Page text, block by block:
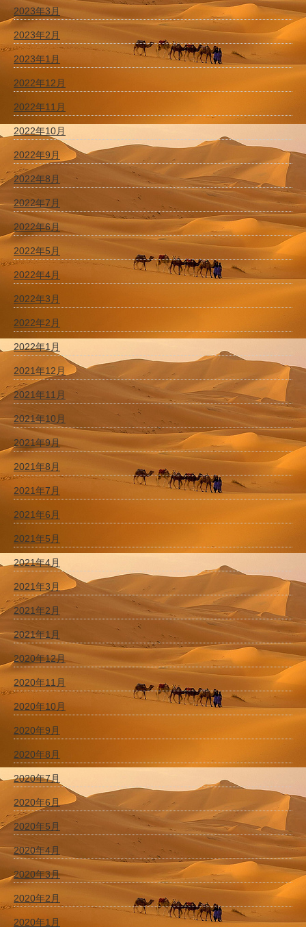
2023年3月
2023年2月
2023年1月
2022年12月
2022年11月
2022年10月
2022年9月
2022年8月
2022年7月
2022年6月
2022年5月
2022年4月
2022年3月
2022年2月
2022年1月
2021年12月
2021年11月
2021年10月
2021年9月
2021年8月
2021年7月
2021年6月
2021年5月
2021年4月
2021年3月
2021年2月
2021年1月
2020年12月
2020年11月
2020年10月
2020年9月
2020年8月
2020年7月
2020年6月
2020年5月
2020年4月
2020年3月
2020年2月
2020年1月